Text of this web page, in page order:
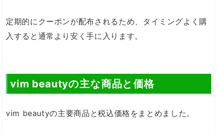
定期的にクーポンが配布されるため、タイミングよく購
入すると通常より安く手に入ります。
vim beautyの主な商品と価格
vim beautyの主要商品と税込価格をまとめました。